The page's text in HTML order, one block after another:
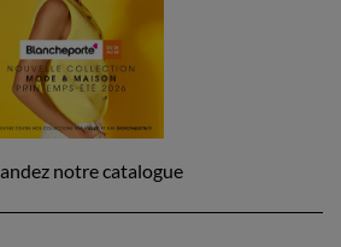
notre catalogue